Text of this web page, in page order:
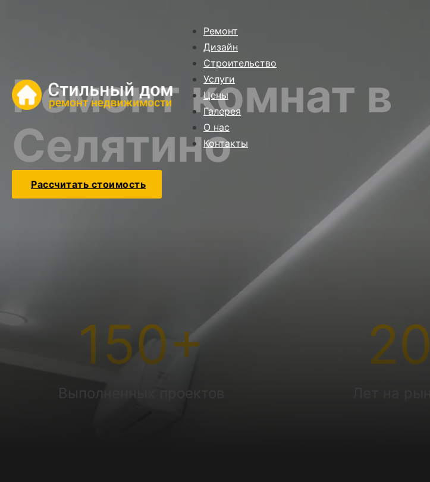
Ремонт
Дизайн
Строительство
Услуги
Цены
Галерея
О нас
Контакты
Ремонт комнат в
Селятино
Рассчитать стоимость
150+
Выполненных проектов
20